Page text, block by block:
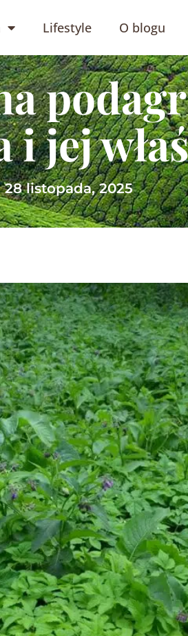
Lifestyle O blogu
i jej
28 listopada, 2025